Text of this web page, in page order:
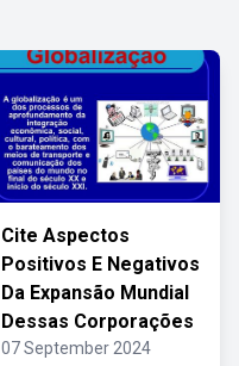
Cite Aspectos
Positivos E Negativos
Da Expansão Mundial
Dessas Corporações
07 September 2024